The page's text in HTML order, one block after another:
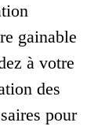
gainable
à votre
des
pour